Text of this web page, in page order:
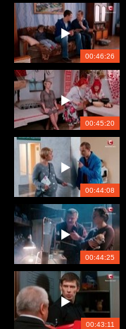
00:46:26
00:45:20
00:44:08
00:44:25
00:43:11